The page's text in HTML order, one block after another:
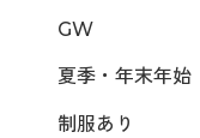
GW
夏季・年末年始
制服あり